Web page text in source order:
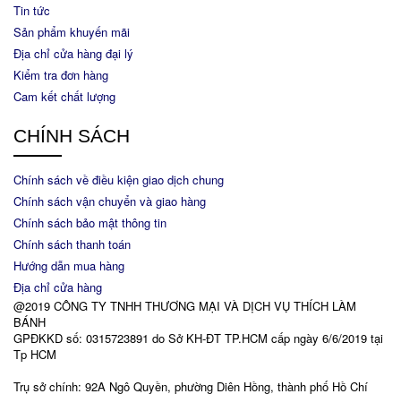
Tin tức
Sản phẩm khuyến mãi
Địa chỉ cửa hàng đại lý
Kiểm tra đơn hàng
Cam kết chất lượng
CHÍNH SÁCH
Chính sách về điều kiện giao dịch chung
Chính sách vận chuyển và giao hàng
Chính sách bảo mật thông tin
Chính sách thanh toán
Hướng dẫn mua hàng
Địa chỉ cửa hàng
@2019 CÔNG TY TNHH THƯƠNG MẠI VÀ DỊCH VỤ THÍCH LÀM
BÁNH
GPĐKKD số: 0315723891 do Sở KH-ĐT TP.HCM cấp ngày 6/6/2019 tại
Tp HCM
Trụ sở chính: 92A Ngô Quyền, phường Diên Hồng, thành phố Hồ Chí